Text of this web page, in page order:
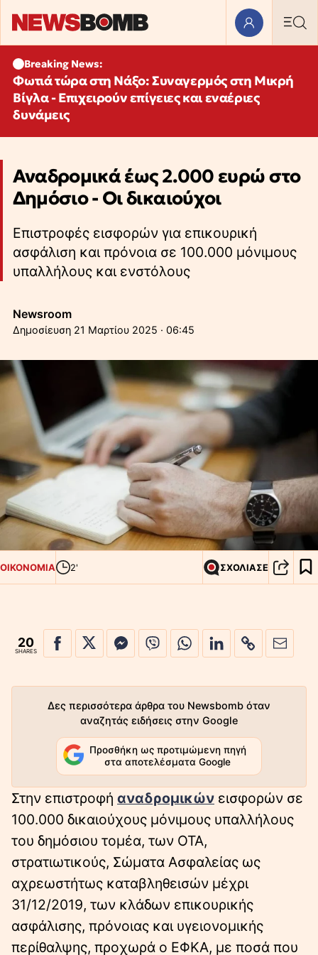
Breaking News:
Φωτιά τώρα στη Νάξο: Συναγερμός στη Μικρή
Βίγλα - Επιχειρούν επίγειες και εναέριες
δυνάμεις
Αναδρομικά έως 2.000 ευρώ στο
Δημόσιο - Οι δικαιούχοι
Επιστροφές εισφορών για επικουρική
ασφάλιση και πρόνοια σε 100.000 μόνιμους
υπαλλήλους και ενστόλους
Newsroom
21 Μαρτίου 2025 · 06:45
ΟΙΚΟΝΟΜΙΑ 2' ΣΧΟΛΙΑΣΕ
20
SHARES
Δες περισσότερα άρθρα του Newsbomb όταν
αναζητάς ειδήσεις στην Google
Προσθήκη ως προτιμώμενη πηγή
στα αποτελέσματα Google
Στην επιστροφή αναδρομικών εισφορών σε
100.000 δικαιούχους μόνιμους υπαλλήλους
του δημόσιου τομέα, των ΟΤΑ,
στρατιωτικούς, Σώματα Ασφαλείας ως
αχρεωστήτως καταβληθεισών μέχρι
31/12/2019, των κλάδων επικουρικής
ασφάλισης, πρόνοιας και υγειονομικής
περίθαλψης, προχωρά ο ΕΦΚΑ, με ποσά που